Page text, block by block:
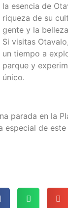
la esencia de
riqueza de su
gente y la
Si visitas
un tiempo a
parque y
único.
parada en la
de